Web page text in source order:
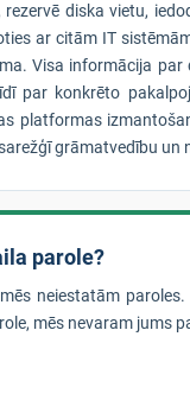
diska vietu,
ar citām IT
Visa informācija par
par konkrēto
platformas
grāmatvedību un
parole?
neiestatām
mēs nevaram jums